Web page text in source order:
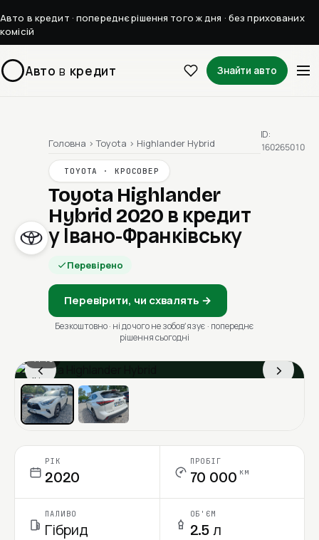
Авто в кредит · попереднє рішення того ж дня · без прихованих
комісій
Авто в кредит Знайти авто
Головна › Toyota › Highlander Hybrid
TOYOTA · КРОСОВЕР
Toyota Highlander
Hybrid 2020 в кредит
у Івано-Франківську
Перевірено
Перевірити, чи схвалять →
Безкоштовно · ні до чого не зобовʼязує · попереднє
рішення сьогодні
ID:
160265010
‹ ›
1 / 13
Ціна в місяць
РІК
2020
ПРОБІГ
70 000 км
ПАЛИВО
Гібрид
ОБ'ЄМ
2.5 л